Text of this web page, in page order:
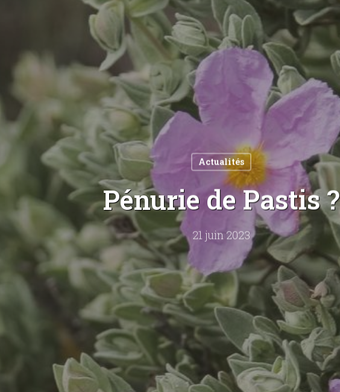
Actualités
Pénurie de Pastis ?
21 juin 2023